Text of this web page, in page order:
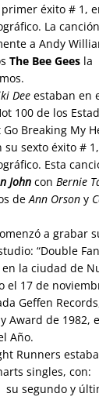
primer éxito # 1,
La
a Andy
The Bee Geesla
Deeestaban en
100 de los
Breaking My
su sexto éxito #
Esta
Johncon Bernie
deAnn Orsony
a grabar
“Double
la ciudad de
el 17 de
Geffen
Award de 1982,
Año.
Runners
singles, con:
su segundo y